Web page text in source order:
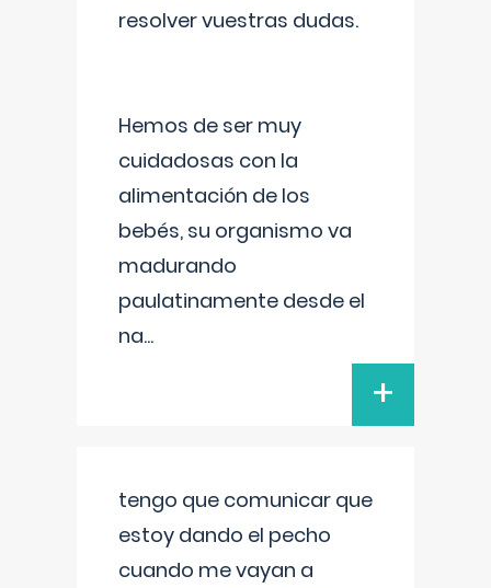
resolver vuestras dudas.
Hemos de ser muy
cuidadosas con la
alimentación de los
bebés, su organismo va
madurando
paulatinamente desde el
na...
+
tengo que comunicar que
estoy dando el pecho
cuando me vayan a